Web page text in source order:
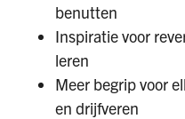
benutten
Inspiratie voor
leren
Meer begrip voor
en drijfveren